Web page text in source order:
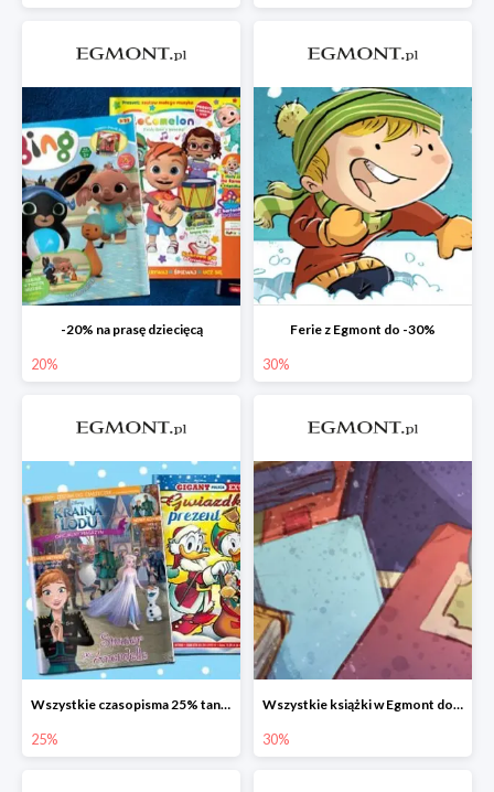
-20% na prasę dziecięcą
20%
Ferie z Egmont do -30%
30%
Wszystkie czasopisma 25% taniej
25%
Wszystkie książki w Egmont do -30%
30%